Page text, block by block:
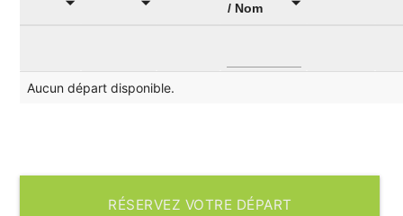
/ Nom
Aucun départ disponible.
RÉSERVEZ VOTRE DÉPART